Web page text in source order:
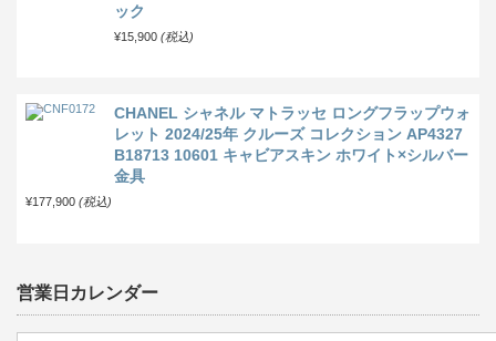
ック
¥15,900 (税込)
CHANEL シャネル マトラッセ ロングフラップウォ
レット 2024/25年 クルーズ コレクション AP4327
B18713 10601 キャビアスキン ホワイト×シルバー
金具
¥177,900 (税込)
営業日カレンダー